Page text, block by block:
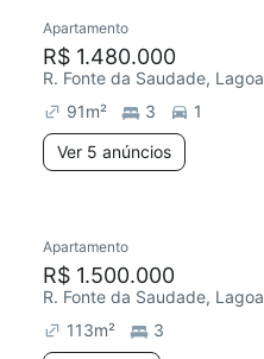
Apartamento
R$ 1.480.000
R. Fonte da Saudade, Lagoa
91m² 3
1
Ver 5 anúncios
Apartamento
R$ 1.500.000
R. Fonte da Saudade, Lagoa
113m²
3